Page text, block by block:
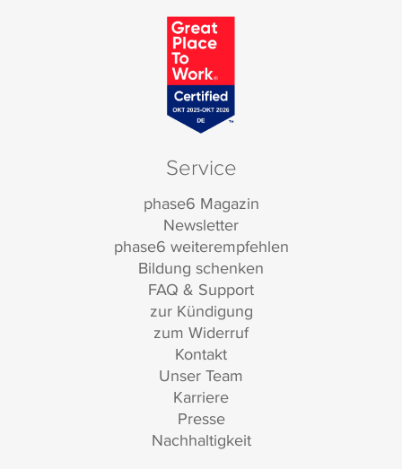
Service
phase6 Magazin
Newsletter
phase6 weiterempfehlen
Bildung schenken
FAQ & Support
zur Kündigung
zum Widerruf
Kontakt
Unser Team
Karriere
Presse
Nachhaltigkeit